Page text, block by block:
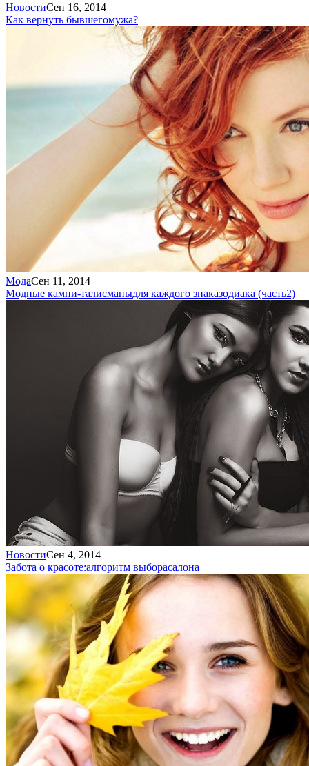
НовостиСен 16, 2014
Как вернуть бывшегомужа?
МодаСен 11, 2014
Модные камни-талисманыдля каждого знаказодиака (часть2)
НовостиСен 4, 2014
Забота о красоте:алгоритм выборасалона